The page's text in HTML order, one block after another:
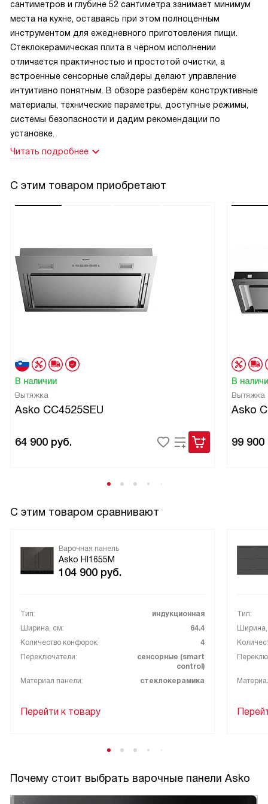
сантиметров и глубине 52 сантиметра занимает минимум
места на кухне, оставаясь при этом полноценным
инструментом для ежедневного приготовления пищи.
Стеклокерамическая плита в чёрном исполнении
отличается практичностью и простотой очистки, а
встроенные сенсорные слайдеры делают управление
интуитивно понятным. В обзоре разберём конструктивные
материалы, технические параметры, доступные режимы,
системы безопасности и дадим рекомендации по
установке.
Читать подробнее
С этим товаром приобретают
В наличии
Вытяжка
Asko CC4525SEU
64 900 руб.
В
Вытяжка
Asko
99 900
С этим товаром сравнивают
Варочная панель
Asko HI1655M
104 900 руб.
Тип:
индукционная
Ширина, см:
64.4
Количество конфорок:
4
Переключатели:
сенсорные (smart
control)
Материал панели:
стеклокерамика
Перейти к товару
Тип:
Почему стоит выбрать варочные панели Asko